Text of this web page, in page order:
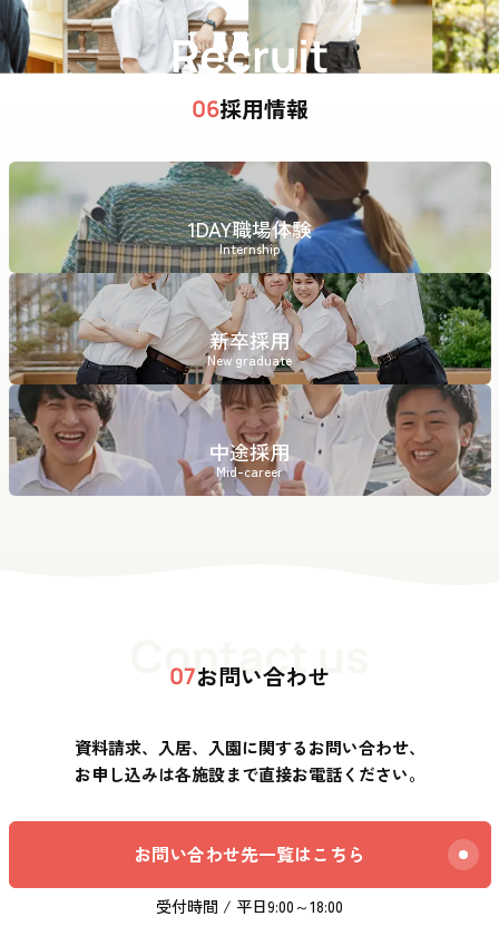
Recruit
06採用情報
1DAY職場体験
Internship
新卒採用
New graduate
中途採用
Mid-career
Contact us
07お問い合わせ
資料請求、入居、入園に関するお問い合わせ、
お申し込みは各施設まで直接お電話ください。
お問い合わせ先一覧はこちら
受付時間 / 平日9:00～18:00